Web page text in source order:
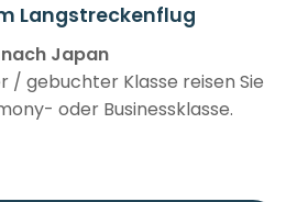
Langstreckenflug
Japan
/ gebuchter Klasse reisen Sie
oder Businessklasse.